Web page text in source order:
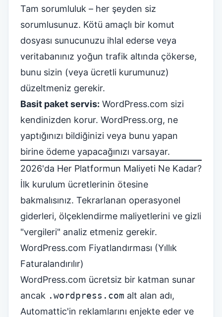
Tam sorumluluk – her şeyden siz
sorumlusunuz. Kötü amaçlı bir komut
dosyası sunucunuzu ihlal ederse veya
veritabanınız yoğun trafik altında çökerse,
bunu sizin (veya ücretli kurumunuz)
düzeltmeniz gerekir.
Basit paket servis: WordPress.com sizi
kendinizden korur. WordPress.org, ne
yaptığınızı bildiğinizi veya bunu yapan
birine ödeme yapacağınızı varsayar.
2026'da Her Platformun Maliyeti Ne Kadar?
İlk kurulum ücretlerinin ötesine
bakmalısınız. Tekrarlanan operasyonel
giderleri, ölçeklendirme maliyetlerini ve gizli
"vergileri" analiz etmeniz gerekir.
WordPress.com Fiyatlandırması (Yıllık
Faturalandırılır)
WordPress.com ücretsiz bir katman sunar
ancak .wordpress.com alt alan adı,
Automattic'in reklamlarını enjekte eder ve